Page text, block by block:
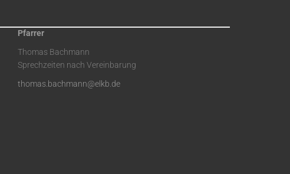
Pfarrer
Thomas Bachmann
Sprechzeiten nach Vereinbarung
thomas.bachmann@elkb.de